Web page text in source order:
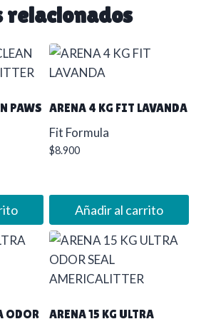
relacionados
PAWS ARENA 4 KG FIT LAVANDA
Fit Formula
$8.900
Añadir al carrito
ODOR
ARENA 15 KG ULTRA